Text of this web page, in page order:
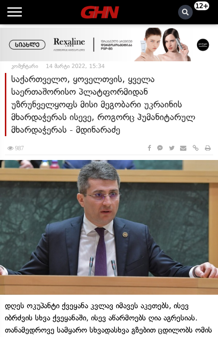
12+
კომენტარი 14 მარტი 2022, 15:34
საქართველო, ყოველთვის, ყველა
საერთაშორისო პლატფორმიდან
უზრუნველყოფს მისი მეგობარი უკრაინის
მხარდაჭერას ისევე, როგორც ჰუმანიტარულ
მხარდაჭერას - მდინარაძე
987
დღეს ოკუპანტი ქვეყანა კვლავ იმავეს აკეთებს, ისევ
იბრძვის სხვა ქვეყანაში, ისევ აწარმოებს ღია აგრესიას.
თანამედროვე სამყარო სხვადასხვა გზებით ცდილობს ომის